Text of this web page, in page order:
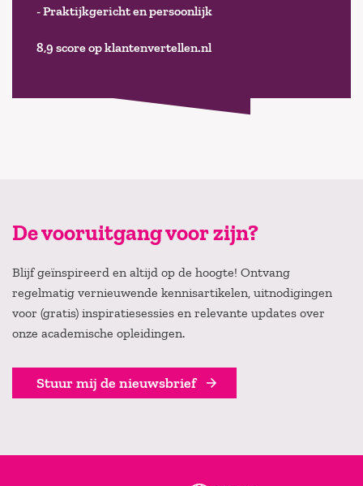
- Praktijkgericht en persoonlijk
8,9 score op klantenvertellen.nl
De vooruitgang voor zijn?
Blijf geïnspireerd en altijd op de hoogte! Ontvang
regelmatig vernieuwende kennisartikelen, uitnodigingen
voor (gratis) inspiratiesessies en relevante updates over
onze academische opleidingen.
Stuur mij de nieuwsbrief